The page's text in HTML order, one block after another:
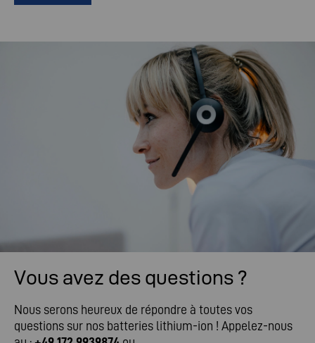
Vous avez des questions ?
Nous serons heureux de répondre à toutes vos
questions sur nos batteries lithium-ion ! Appelez-nous